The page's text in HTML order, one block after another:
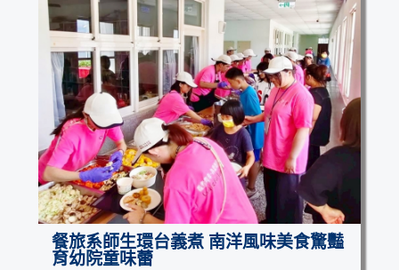
餐旅系師生環台義煮 南洋風味美食驚豔
育幼院童味蕾